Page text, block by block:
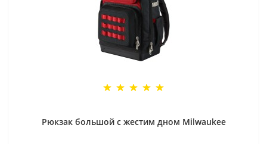
Рюкзак большой с жестим дном Milwaukee